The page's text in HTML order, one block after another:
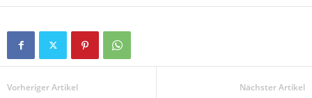
Vorheriger Artikel Nächster Artikel